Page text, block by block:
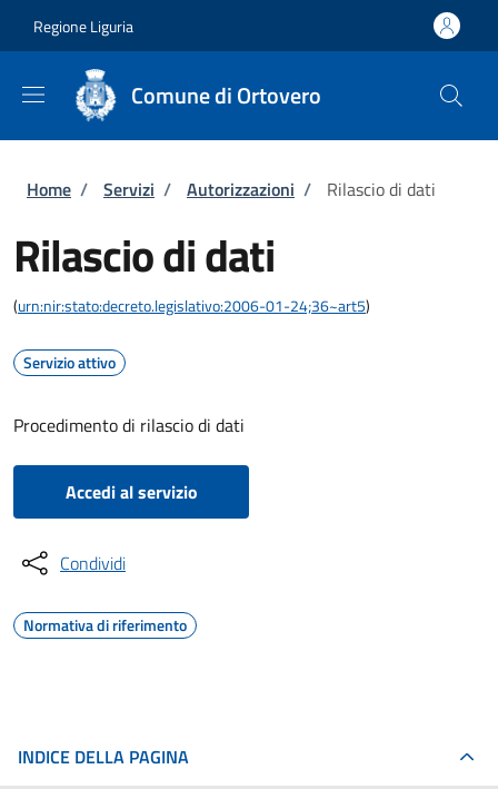
Regione Liguria
Comune di Ortovero
Briciole di pane
Home / Servizi / Autorizzazioni / Rilascio di dati
Rilascio di dati
(urn:nir:stato:decreto.legislativo:2006-01-24;36~art5)
Servizio attivo
Procedimento di rilascio di dati
Accedi al servizio
Condividi
Normativa di riferimento
INDICE DELLA PAGINA